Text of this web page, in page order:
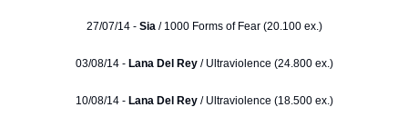
27/07/14 - Sia / 1000 Forms of Fear (20.100 ex.)
03/08/14 - Lana Del Rey / Ultraviolence (24.800 ex.)
10/08/14 - Lana Del Rey/ Ultraviolence (18.500 ex.)